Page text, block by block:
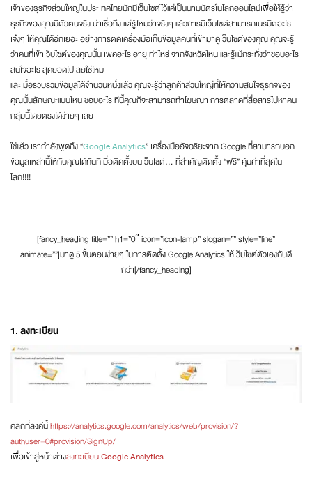
เจ้าของธุรกิจส่วนใหญ่ในประเทศไทยมักมีเว็บไซต์ไว้แค่เป็นนามบัตรในโลกออนไลน์เพื่อให้รู้ว่า
ธุรกิจของคุณมีตัวตนจริง น่าเชื่อถึง แต่รู้ไหมว่าจริงๆ แล้วการมีเว็บไซต์สามารถเนรมิตอะไร
เจ๋งๆ ให้คุณได้อีกเยอะ อย่างการติดเครื่องมือเก็บข้อมูลคนที่เข้ามาดูเว็บไซต์ของคุณ คุณจะรู้
ว่าคนที่เข้าเว็บไซต์ของคุณนั้น เพศอะไร อายุเท่าไหร่ จากจังหวัดไหน และรู้แม้กระทั่งว่าชอบอะไร
สนใจอะไร สุดยอดไปเลยใช่ไหม
และเมื่อรวบรวมข้อมูลได้จำนวนหนึ่งแล้ว คุณจะรู้ว่าลูกค้าส่วนใหญ่ที่ให้ความสนใจธุรกิจของ
คุณนั้นลักษณะแบบไหน ชอบอะไร ทีนี้คุณก็จะสามารถทำโฆษณา การตลาดที่สื่อสารไปหาคน
กลุ่มนี้โดยตรงได้ง่ายๆ เลย
ใช่แล้ว เรากำลังพูดถึง “Google Analytics” เครื่องมืออัจฉริยะจาก Google ที่สามารถบอก
ข้อมูลเหล่านี้ให้กับคุณได้ทันทีเมื่อติดตั้งบนเว็บไซต์… ที่สำคัญติดตั้ง “ฟรี” คุ้มค่าที่สุดใน
โลก!!!!
[fancy_heading title=”” h1=”0″ icon=”icon-lamp” slogan=”” style=”line”
animate=””]มาดู 5 ขั้นตอนง่ายๆ ในการติดตั้ง Google Analytics ให้เว็บไซต์ตัวเองกันดี
กว่า[/fancy_heading]
1. ลงทะเบียน
คลิกที่ลิงค์นี้https://analytics.google.com/analytics/web/provision/?
authuser=0#provision/SignUp/
เพื่อเข้าสู่หน้าต่างลงทะเบียนGoogle Analytics